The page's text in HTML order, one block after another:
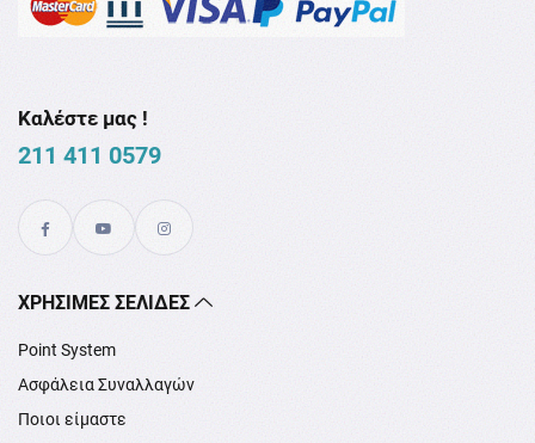
Καλέστε μας !
211 411 0579
XΡΉΣΙΜΕΣ ΣΕΛΊΔΕΣ
Point System
Ασφάλεια Συναλλαγών
Ποιοι είμαστε